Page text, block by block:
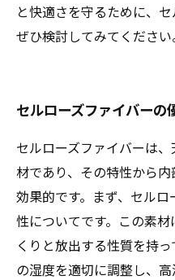
と快適さを守るために、
ぜひ検討してみてください
セルローズファイバーの
セルローズファイバーは
材であり、その特性から
効果的です。まず、セル
性についてです。この素
くりと放出する性質を持
の湿度を適切に調整し、